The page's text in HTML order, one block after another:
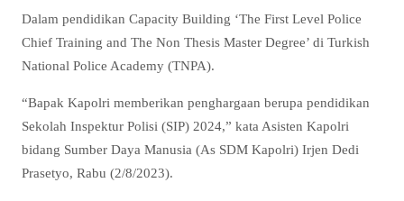
Dalam pendidikan Capacity Building ‘The First Level Police
Chief Training and The Non Thesis Master Degree’ di Turkish
National Police Academy (TNPA).
“Bapak Kapolri memberikan penghargaan berupa pendidikan
Sekolah Inspektur Polisi (SIP) 2024,” kata Asisten Kapolri
bidang Sumber Daya Manusia (As SDM Kapolri) Irjen Dedi
Prasetyo, Rabu (2/8/2023).